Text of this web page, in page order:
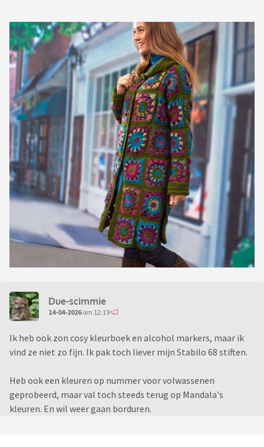
Due-scimmie
14-04-2026om 12:19
Ik heb ook zon cosy kleurboek en alcohol markers, maar ik
vind ze niet zo fijn. Ik pak toch liever mijn Stabilo 68 stiften.
Heb ook een kleuren op nummer voor volwassenen
geprobeerd, maar val toch steeds terug op Mandala's
kleuren. En wil weer gaan borduren.